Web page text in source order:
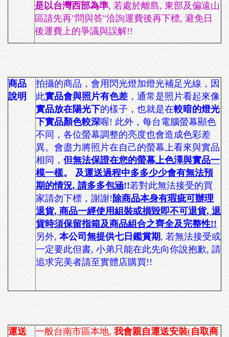
是以台灣西部為準, 若處於離島, 東部及偏遠山
區請先再"問與答"洽詢運費後再下標, 避免日
後運費上的爭議與誤解!!
商品
說明
拍攝的商品，會用閃光燈加燈光補足光線，因
此實品會與照片有色差 ，通常是照片看起來像
實品放在陽光下的樣子，也就是在較暗的燈光
下實品顏色較深喔! 此外，每台電腦螢幕顯色
不同，各位螢幕調整的亮度也會造成色彩差
異。會盡力將照片在自己的螢幕上看來與實品
相同，但無法保證在您的螢幕上色澤與實品一
模一樣。 及運送過程中多多少少會有無法預
期的情況, 請多多包涵!!若對此無法接受的買
家請勿下標，謝謝! 除商品本身有瑕疵可辦理
退貨, 商品一經使用組裝或損毀即不可退貨, 退
貨時須保留指箱及商品組合之齊全及完整性!!
另外, 本公司無提供七日鑑賞期, 若無法接受或
一定要此但書, 小弟只能在此先向你說抱歉, 請
追求完美者請至實體店購買!!
運送
一般台南市區本地, 我會親自運送安裝(自取商